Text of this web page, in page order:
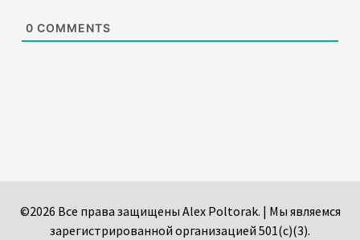
0 COMMENTS
©2026 Все права защищены Alex Poltorak. | Мы являемся
зарегистрированной организацией 501(c)(3).